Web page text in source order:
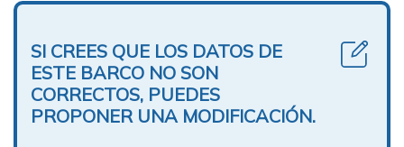
SI CREES QUE LOS DATOS DE
ESTE BARCO NO SON
CORRECTOS, PUEDES
PROPONER UNA MODIFICACIÓN.